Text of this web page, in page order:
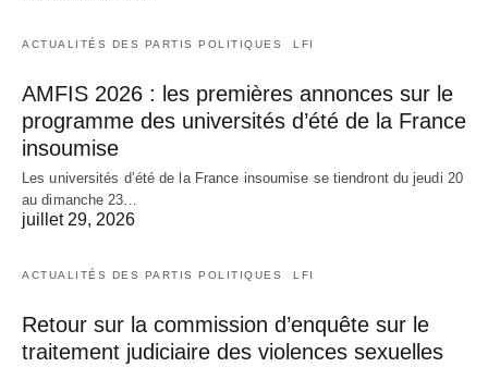
ACTUALITÉS DES PARTIS POLITIQUES LFI
AMFIS 2026 : les premières annonces sur le
programme des universités d’été de la France
insoumise
Les universités d’été de la France insoumise se tiendront du jeudi 20
au dimanche 23…
juillet 29, 2026
ACTUALITÉS DES PARTIS POLITIQUES LFI
Retour sur la commission d’enquête sur le
traitement judiciaire des violences sexuelles